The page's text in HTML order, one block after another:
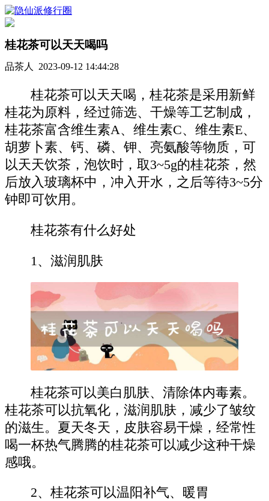
桂花茶可以天天喝吗
品茶人 2023-09-12 14:44:28
桂花茶可以天天喝，桂花茶是采用新鲜
桂花为原料，经过筛选、干燥等工艺制成，
桂花茶富含维生素A、维生素C、维生素E、
胡萝卜素、钙、磷、钾、亮氨酸等物质，可
以天天饮茶，泡饮时，取3~5g的桂花茶，然
后放入玻璃杯中，冲入开水，之后等待3~5分
钟即可饮用。
桂花茶有什么好处
1、滋润肌肤
桂花茶可以美白肌肤、清除体内毒素。
桂花茶可以抗氧化，滋润肌肤，减少了皱纹
的滋生。夏天冬天，皮肤容易干燥，经常性
喝一杯热气腾腾的桂花茶可以减少这种干燥
感哦。
2、桂花茶可以温阳补气、暖胃